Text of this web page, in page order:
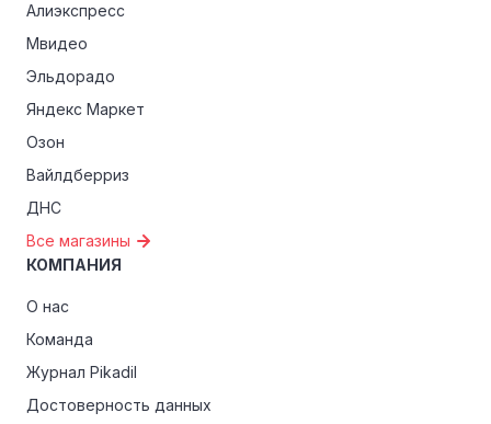
Алиэкспресс
Мвидео
Эльдорадо
Яндекс Маркет
Озон
Вайлдберриз
ДНС
Все магазины
КОМПАНИЯ
О нас
Команда
Журнал Pikadil
Достоверность данных